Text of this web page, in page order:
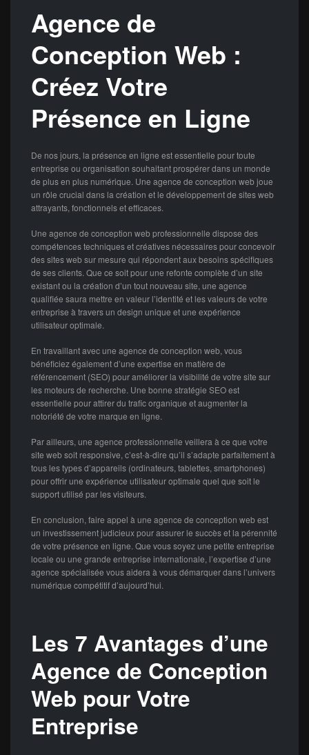
Agence de
Conception Web :
Créez Votre
Présence en Ligne
De nos jours, la présence en ligne est essentielle pour toute
entreprise ou organisation souhaitant prospérer dans un monde
de plus en plus numérique. Une agence de conception web joue
un rôle crucial dans la création et le développement de sites web
attrayants, fonctionnels et efficaces.
Une agence de conception web professionnelle dispose des
compétences techniques et créatives nécessaires pour concevoir
des sites web sur mesure qui répondent aux besoins spécifiques
de ses clients. Que ce soit pour une refonte complète d’un site
existant ou la création d’un tout nouveau site, une agence
qualifiée saura mettre en valeur l’identité et les valeurs de votre
entreprise à travers un design unique et une expérience
utilisateur optimale.
En travaillant avec une agence de conception web, vous
bénéficiez également d’une expertise en matière de
référencement (SEO) pour améliorer la visibilité de votre site sur
les moteurs de recherche. Une bonne stratégie SEO est
essentielle pour attirer du trafic organique et augmenter la
notoriété de votre marque en ligne.
Par ailleurs, une agence professionnelle veillera à ce que votre
site web soit responsive, c’est-à-dire qu’il s’adapte parfaitement à
tous les types d’appareils (ordinateurs, tablettes, smartphones)
pour offrir une expérience utilisateur optimale quel que soit le
support utilisé par les visiteurs.
En conclusion, faire appel à une agence de conception web est
un investissement judicieux pour assurer le succès et la pérennité
de votre présence en ligne. Que vous soyez une petite entreprise
locale ou une grande entreprise internationale, l’expertise d’une
agence spécialisée vous aidera à vous démarquer dans l’univers
numérique compétitif d’aujourd’hui.
Les 7 Avantages d’une
Agence de Conception
Web pour Votre
Entreprise